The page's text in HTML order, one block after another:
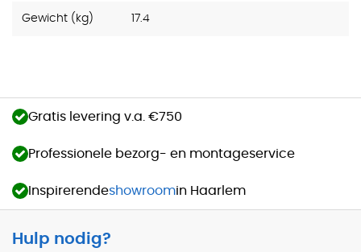
Gewicht (kg) 17.4
Gratis levering v.a. €750
Professionele bezorg- en montageservice
Inspirerendeshowroomin Haarlem
Hulp nodig?